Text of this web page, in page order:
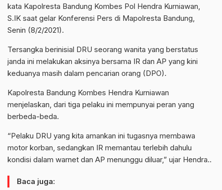
kata Kapolresta Bandung Kombes Pol Hendra Kurniawan,
S.IK saat gelar Konferensi Pers di Mapolresta Bandung,
Senin (8/2/2021).
Tersangka berinisial DRU seorang wanita yang berstatus
janda ini melakukan aksinya bersama IR dan AP yang kini
keduanya masih dalam pencarian orang (DPO).
Kapolresta Bandung Kombes Hendra Kurniawan
menjelaskan, dari tiga pelaku ini mempunyai peran yang
berbeda-beda.
“Pelaku DRU yang kita amankan ini tugasnya membawa
motor korban, sedangkan IR memantau terlebih dahulu
kondisi dalam warnet dan AP menunggu diluar,” ujar Hendra..
Baca juga: